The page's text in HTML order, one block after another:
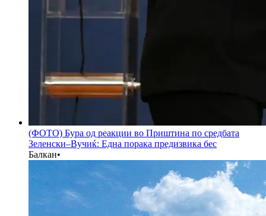
(ФОТО) Бура од реакции во Приштина по средбата
Зеленски–Вучиќ: Една порака предизвика бес
Балкан•